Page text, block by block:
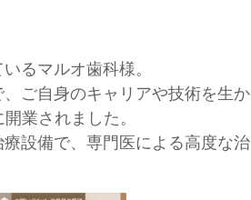
るマルオ歯科様。
ご自身のキャリアや技術を生か
業されました。
設備で、専門医による高度な治